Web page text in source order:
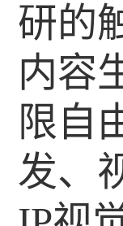
研的
内容
限自
发、